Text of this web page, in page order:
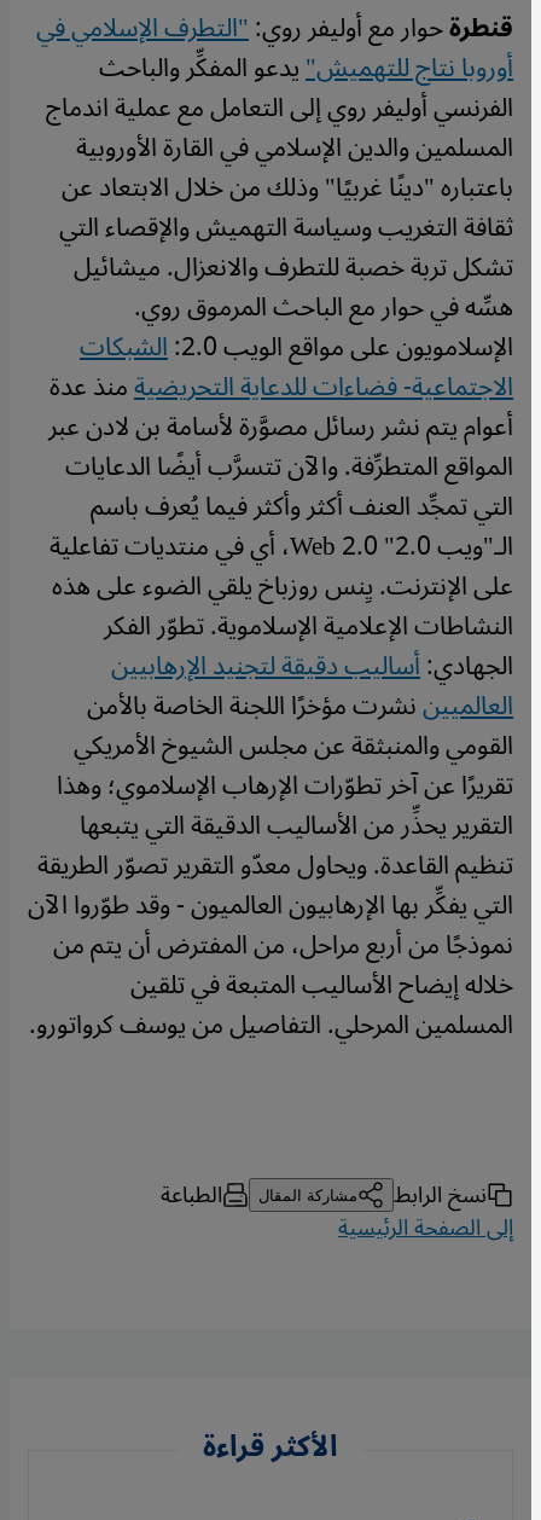
قنطرةحوار مع أوليفر روي:"التطرف الإسلامي في
أوروبا نتاج للتهميش"يدعو المفكِّر والباحث
الفرنسي أوليفر روي إلى التعامل مع عملية اندماج
المسلمين والدين الإسلامي في القارة الأوروبية
باعتباره "دينًا غربيًا" وذلك من خلال الابتعاد عن
ثقافة التغريب وسياسة التهميش والإقصاء التي
تشكل تربة خصبة للتطرف والانعزال. ميشائيل
هسِّه في حوار مع الباحث المرموق روي.
الإسلامويون على مواقع الويب 2.0: الشبكات
الاجتماعية- فضاءات للدعاية التحريضيةمنذ عدة
أعوام يتم نشر رسائل مصوَّرة لأسامة بن لادن عبر
المواقع المتطرِّفة. والآن تتسرَّب أيضًا الدعايات
التي تمجِّد العنف أكثر وأكثر فيما يُعرف باسم
الـ"ويب 2.0" Web 2.0، أي في منتديات تفاعلية
على الإنترنت. يِنس روزباخ يلقي الضوء على هذه
النشاطات الإعلامية الإسلاموية. تطوّر الفكر
الجهادي:أساليب دقيقة لتجنيد الإرهابيين
العالمييننشرت مؤخرًا اللجنة الخاصة بالأمن
القومي والمنبثقة عن مجلس الشيوخ الأمريكي
تقريرًا عن آخر تطوّرات الإرهاب الإسلاموي؛ وهذا
التقرير يحذِّر من الأساليب الدقيقة التي يتبعها
تنظيم القاعدة. ويحاول معدّو التقرير تصوّر الطريقة
التي يفكِّر بها الإرهابيون العالميون - وقد طوّروا الآن
نموذجًا من أربع مراحل، من المفترض أن يتم من
خلاله إيضاح الأساليب المتبعة في تلقين
المسلمين المرحلي. التفاصيل من يوسف كرواتورو.
نسخ الرابط مشاركة المقال الطباعة
إلى الصفحة الرئيسية
الأكثر قراءة